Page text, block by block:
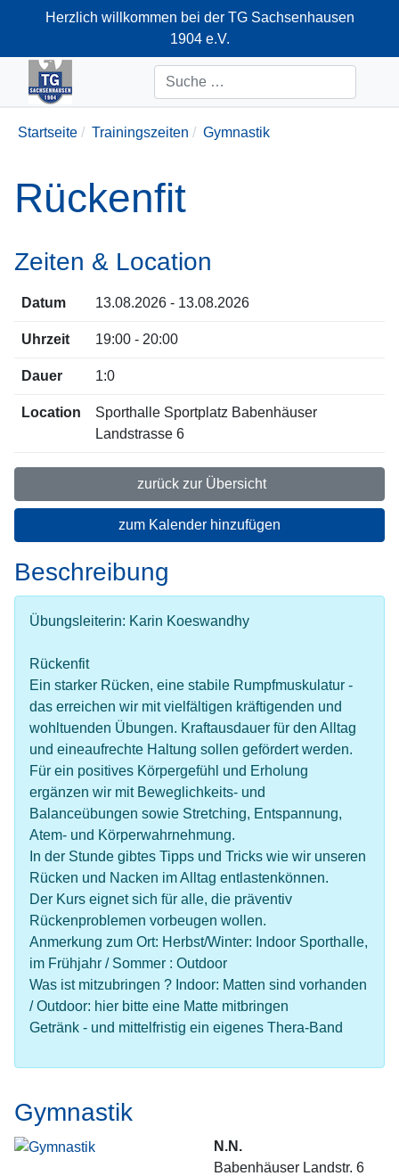
Herzlich willkommen bei der TG Sachsenhausen
1904 e.V.
+49-69-66374712
Suchen
Startseite Trainingszeiten Gymnastik
Rückenfit
Zeiten & Location
Datum 13.08.2026 - 13.08.2026
Uhrzeit 19:00 - 20:00
Dauer 1:0
Location
Sporthalle Sportplatz Babenhäuser
Landstrasse 6
zurück zur Übersicht
zum Kalender hinzufügen
Beschreibung
Übungsleiterin: Karin Koeswandhy
Rückenfit
Ein starker Rücken, eine stabile Rumpfmuskulatur -
das erreichen wir mit vielfältigen kräftigenden und
wohltuenden Übungen. Kraftausdauer für den Alltag
und eineaufrechte Haltung sollen gefördert werden.
Für ein positives Körpergefühl und Erholung
ergänzen wir mit Beweglichkeits- und
Balanceübungen sowie Stretching, Entspannung,
Atem- und Körperwahrnehmung.
In der Stunde gibtes Tipps und Tricks wie wir unseren
Rücken und Nacken im Alltag entlastenkönnen.
Der Kurs eignet sich für alle, die präventiv
Rückenproblemen vorbeugen wollen.
Anmerkung zum Ort: Herbst/Winter: Indoor Sporthalle,
im Frühjahr / Sommer : Outdoor
Was ist mitzubringen ? Indoor: Matten sind vorhanden
/ Outdoor: hier bitte eine Matte mitbringen
Getränk - und mittelfristig ein eigenes Thera-Band
Gymnastik
N.N.
Babenhäuser Landstr. 6